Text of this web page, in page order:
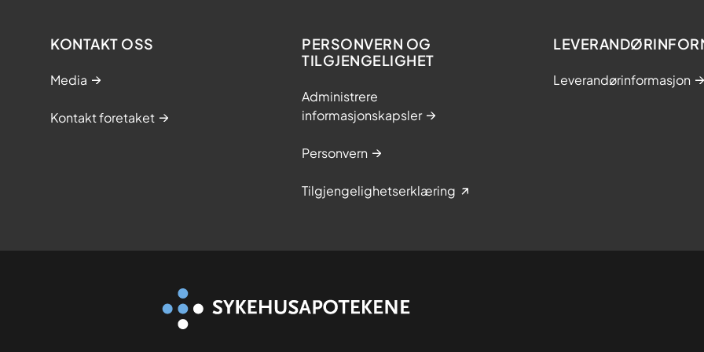
KONTAKT OSS
Media
Kontakt foretaket
PERSONVERN OG
TILGJENGELIGHET
Administrere
informasjonskapsler
Personvern
Tilgjengelighetserklæring
Leverandørinformasjon